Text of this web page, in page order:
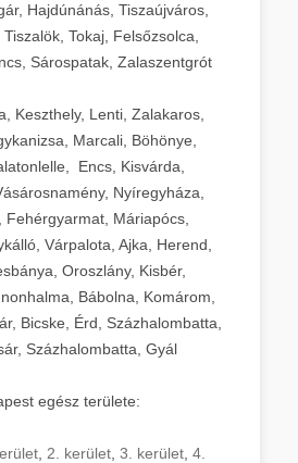
Hajdúnánás, Tiszaújváros,
Tokaj, Felsőzsolca,
Sárospatak, Zalaszentgrót
Keszthely, Lenti, Zalakaros,
Marcali, Böhönye,
Encs, Kisvárda,
Nyíregyháza,
Fehérgyarmat, Máriapócs,
Várpalota, Ajka, Herend,
Oroszlány, Kisbér,
Bábolna, Komárom,
Bicske, Érd, Százhalombatta,
Százhalombatta, Gyál
egész területe:
, 2. kerület, 3. kerület, 4.